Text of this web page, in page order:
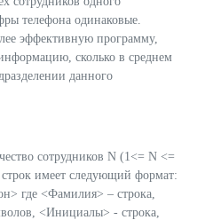
телефона одинаковые.
эффективную программу,
сколько в среднем
данного
сотрудников N (1<= N <=
имеет следующий формат:
где <Фамилия> – строка,
<Инициалы> - строка,